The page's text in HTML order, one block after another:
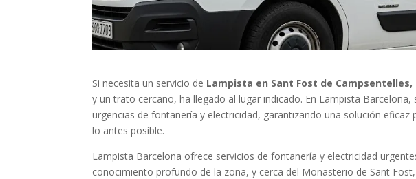
Si necesita un servicio de Lampista en Sant Fost de Campsentelles,
y un trato cercano, ha llegado al lugar indicado. En Lampista
urgencias de fontanería y electricidad, garantizando una solución
lo antes posible.
Lampista Barcelona ofrece servicios de fontanería y electricidad
conocimiento profundo de la zona, y cerca del Monasterio de Sant